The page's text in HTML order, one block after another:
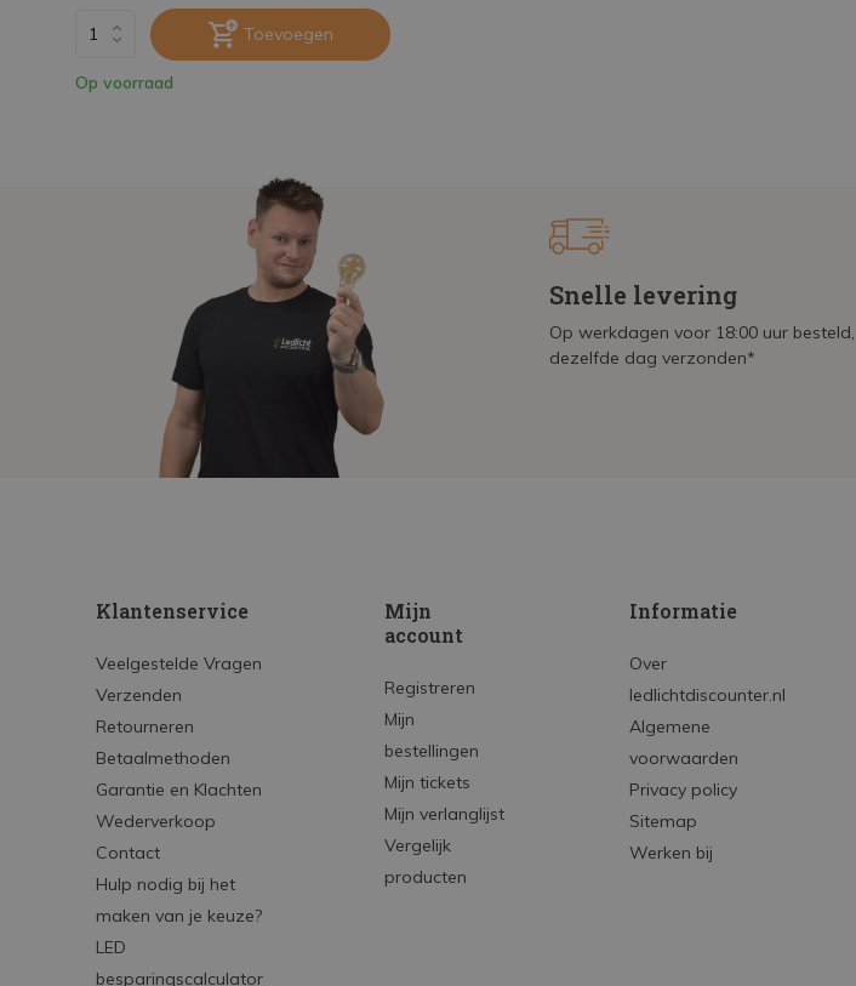
Toevoegen
Op voorraad
Snelle levering
Op werkdagen voor 18:00 uur besteld,
dezelfde dag verzonden*
Klantenservice
Veelgestelde Vragen
Verzenden
Retourneren
Betaalmethoden
Garantie en Klachten
Wederverkoop
Contact
Hulp nodig bij het
maken van je keuze?
LED
besparingscalculator
Mijn
account
Registreren
Mijn
bestellingen
Mijn tickets
Mijn verlanglijst
Vergelijk
producten
Informatie
Over
ledlichtdiscounter.nl
Algemene
voorwaarden
Privacy policy
Sitemap
Werken bij